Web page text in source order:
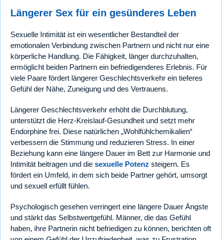
Längerer Sex für ein gesünderes Leben
Sexuelle Intimität ist ein wesentlicher Bestandteil der
emotionalen Verbindung zwischen Partnern und nicht nur eine
körperliche Handlung. Die Fähigkeit, länger durchzuhalten,
ermöglicht beiden Partnern ein befriedigenderes Erlebnis. Für
viele Paare fördert längerer Geschlechtsverkehr ein tieferes
Gefühl der Nähe, Zuneigung und des Vertrauens.
Längerer Geschlechtsverkehr erhöht die Durchblutung,
unterstützt die Herz-Kreislauf-Gesundheit und setzt mehr
Endorphine frei. Diese natürlichen „Wohlfühlchemikalien“
verbessern die Stimmung und reduzieren Stress. In einer
Beziehung kann eine längere Dauer im Bett zur Harmonie und
Intimität beitragen und die sexuelle Potenz steigern. Es
fördert ein Umfeld, in dem sich beide Partner gehört, umsorgt
und sexuell erfüllt fühlen.
Psychologisch gesehen verringert eine längere Dauer Ängste
und stärkt das Selbstwertgefühl. Männer, die das Gefühl
haben, ihre Partnerin nicht befriedigen zu können, berichten oft